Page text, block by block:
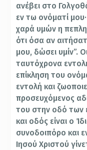
ανέβει στο
εν τω ονόματί
χαρά υμών η
ότι όσα αν
μου, δώσει υμίν”.
ταυτόχρονα
επίκληση του
εντολή και
προσευχόμενος
του στην οδό των
και οδός είναι ο
συνοδοιπόρο και
Ιησού Χριστού